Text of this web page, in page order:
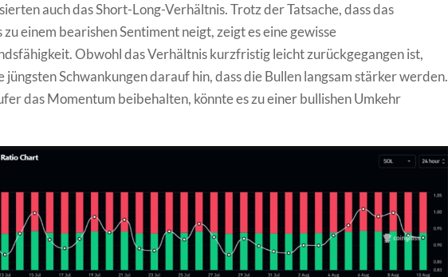
auch das Short-Long-Verhältnis. Trotz der Tatsache, dass das
einem bearishen Sentiment neigt, zeigt es eine gewisse
Obwohl das Verhältnis kurzfristig leicht zurückgegangen ist,
jüngsten Schwankungen darauf hin, dass die Bullen langsam stärker werden.
das Momentum beibehalten, könnte es zu einer bullishen Umkehr